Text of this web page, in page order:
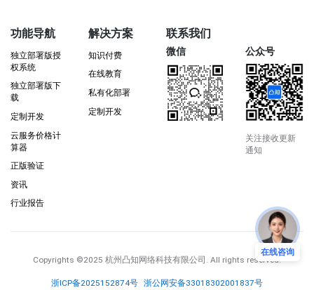
功能导航
独立部署版授
权系统
独立部署版下
载
定制开发
云服务价格计
算器
正版验证
资讯
行业报告
解决方案
知识付费
在线教育
私有化部署
定制开发
联系我们
微信 公众号
关注接收更新
通知
Copyrights ©2025 杭州凸知网络科技有限公司 . All rights reserved.
浙ICP备2025152874号 浙公网安备33018302001837号
在线咨询